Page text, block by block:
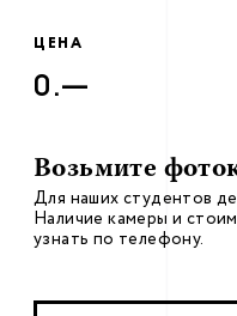
ЦЕНА
0.—
Возьмите
Для наших студентов
Наличие камеры и
узнать по телефону.